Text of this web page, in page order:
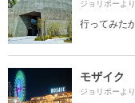
ジョリポーよ
行ってみた
モザイク
ジョリポーよ